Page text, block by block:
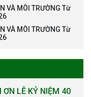
VÀ MÔI TRƯỜNG Từ
VÀ MÔI TRƯỜNG Từ
công tác tuyển dụng